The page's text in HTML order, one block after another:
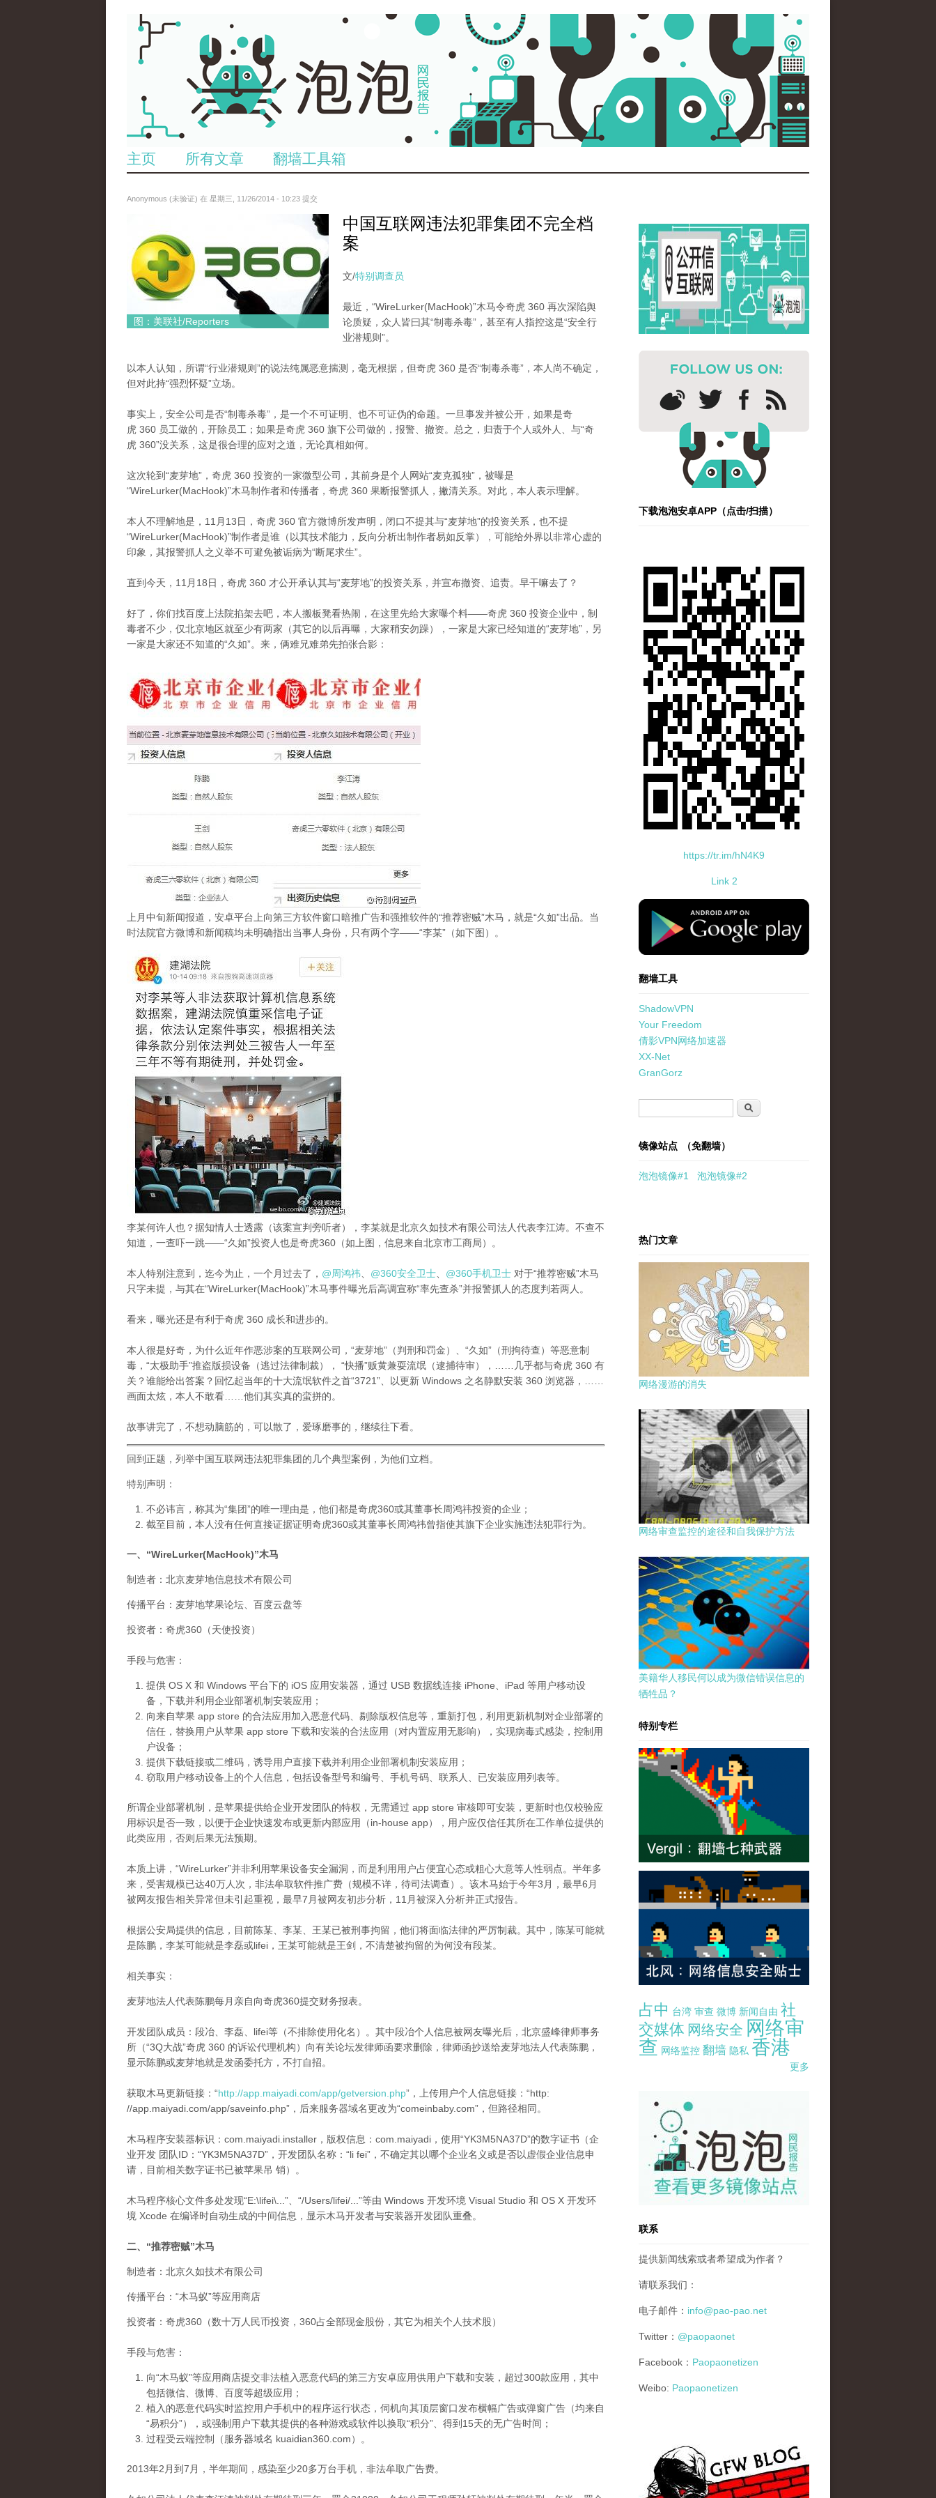
主页 所有文章 翻墙工具箱
Anonymous (未验证) 在 星期三, 11/26/2014 - 10:23 提交
图：美联社/Reporters
中国互联网违法犯罪集团不完全档
案
文/特别调查员
最近，“WireLurker(MacHook)”木马令奇虎 360 再次深陷舆
论质疑，众人皆曰其“制毒杀毒”，甚至有人指控这是“安全行
业潜规则”。
以本人认知，所谓“行业潜规则”的说法纯属恶意揣测，毫无根据，但奇虎 360 是否“制毒杀毒”，本人尚不确定，
但对此持“强烈怀疑”立场。
事实上，安全公司是否“制毒杀毒”，是一个不可证明、也不可证伪的命题。一旦事发并被公开，如果是奇
虎 360 员工做的，开除员工；如果是奇虎 360 旗下公司做的，报警、撤资。总之，归责于个人或外人、与“奇
虎 360”没关系，这是很合理的应对之道，无论真相如何。
这次轮到“麦芽地”，奇虎 360 投资的一家微型公司，其前身是个人网站“麦克孤独”，被曝是
“WireLurker(MacHook)”木马制作者和传播者，奇虎 360 果断报警抓人，撇清关系。对此，本人表示理解。
本人不理解地是，11月13日，奇虎 360 官方微博所发声明，闭口不提其与“麦芽地”的投资关系，也不提
“WireLurker(MacHook)”制作者是谁（以其技术能力，反向分析出制作者易如反掌），可能给外界以非常心虚的
印象，其报警抓人之义举不可避免被诟病为“断尾求生”。
直到今天，11月18日，奇虎 360 才公开承认其与“麦芽地”的投资关系，并宣布撤资、追责。早干嘛去了？
好了，你们找百度上法院掐架去吧，本人搬板凳看热闹，在这里先给大家曝个料——奇虎 360 投资企业中，制
毒者不少，仅北京地区就至少有两家（其它的以后再曝，大家稍安勿躁），一家是大家已经知道的“麦芽地”，另
一家是大家还不知道的“久如”。来，俩难兄难弟先拍张合影：
上月中旬新闻报道，安卓平台上向第三方软件窗口暗推广告和强推软件的“推荐密贼”木马，就是“久如”出品。当
时法院官方微博和新闻稿均未明确指出当事人身份，只有两个字——“李某”（如下图）。
e11902d2jw1emfbfm6hmxj208w0armyg.jpg
李某何许人也？据知情人士透露（该案宣判旁听者），李某就是北京久如技术有限公司法人代表李江涛。不查不
知道，一查吓一跳——“久如”投资人也是奇虎360（如上图，信息来自北京市工商局）。
本人特别注意到，迄今为止，一个月过去了， @周鸿祎 @360安全卫士 @360手机卫士 对于“推荐密贼”木马
只字未提，与其在“WireLurker(MacHook)”木马事件曝光后高调宣称“率先查杀”并报警抓人的态度判若两人。
看来，曝光还是有利于奇虎 360 成长和进步的。
本人很是好奇，为什么近年作恶涉案的互联网公司，“麦芽地”（判刑和罚金）、“久如”（刑拘待查）等恶意制
毒，“太极助手”推盗版损设备（逃过法律制裁）， “快播”贩黄兼耍流氓（逮捕待审），……几乎都与奇虎 360 有
关？谁能给出答案？回忆起当年的十大流氓软件之首“3721”、以更新 Windows 之名静默安装 360 浏览器，……
画面太炫，本人不敢看……他们其实真的蛮拼的。
故事讲完了，不想动脑筋的，可以散了，爱琢磨事的，继续往下看。
回到正题，列举中国互联网违法犯罪集团的几个典型案例，为他们立档。
特别声明：
不必讳言，称其为“集团”的唯一理由是，他们都是奇虎360或其董事长周鸿祎投资的企业；
截至目前，本人没有任何直接证据证明奇虎360或其董事长周鸿祎曾指使其旗下企业实施违法犯罪行为。
一、“WireLurker(MacHook)”木马
制造者：北京麦芽地信息技术有限公司
传播平台：麦芽地苹果论坛、百度云盘等
投资者：奇虎360（天使投资）
手段与危害：
提供 OS X 和 Windows 平台下的 iOS 应用安装器，通过 USB 数据线连接 iPhone、iPad 等用户移动设
备，下载并利用企业部署机制安装应用；
向来自苹果 app store 的合法应用加入恶意代码、剔除版权信息等，重新打包，利用更新机制对企业部署的
信任，替换用户从苹果 app store 下载和安装的合法应用（对内置应用无影响），实现病毒式感染，控制用
户设备；
提供下载链接或二维码，诱导用户直接下载并利用企业部署机制安装应用；
窃取用户移动设备上的个人信息，包括设备型号和编号、手机号码、联系人、已安装应用列表等。
所谓企业部署机制，是苹果提供给企业开发团队的特权，无需通过 app store 审核即可安装，更新时也仅校验应
用标识是否一致，以便于企业快速发布或更新内部应用（in-house app），用户应仅信任其所在工作单位提供的
此类应用，否则后果无法预期。
本质上讲，“WireLurker”并非利用苹果设备安全漏洞，而是利用用户占便宜心态或粗心大意等人性弱点。半年多
来，受害规模已达40万人次，非法牟取软件推广费（规模不详，待司法调查）。该木马始于今年3月，最早6月
被网友报告相关异常但未引起重视，最早7月被网友初步分析，11月被深入分析并正式报告。
根据公安局提供的信息，目前陈某、李某、王某已被刑事拘留，他们将面临法律的严厉制裁。其中，陈某可能就
是陈鹏，李某可能就是李磊或lifei，王某可能就是王剑，不清楚被拘留的为何没有段某。
相关事实：
麦芽地法人代表陈鹏每月亲自向奇虎360提交财务报表。
开发团队成员：段冶、李磊、lifei等（不排除使用化名）。其中段冶个人信息被网友曝光后，北京盛峰律师事务
所（“3Q大战”奇虎 360 的诉讼代理机构）向有关论坛发律师函要求删除，律师函抄送给麦芽地法人代表陈鹏，
显示陈鹏或麦芽地就是发函委托方，不打自招。
获取木马更新链接：“http://app.maiyadi.com/app/getversion.php”，上传用户个人信息链接：“http:
//app.maiyadi.com/app/saveinfo.php”，后来服务器域名更改为“comeinbaby.com”，但路径相同。
木马程序安装器标识：com.maiyadi.installer，版权信息：com.maiyadi，使用“YK3M5NA37D”的数字证书（企
业开发 团队ID：“YK3M5NA37D”，开发团队名称：“li fei”，不确定其以哪个企业名义或是否以虚假企业信息申
请，目前相关数字证书已被苹果吊 销）。
木马程序核心文件多处发现“E:\lifei\...”、“/Users/lifei/...”等由 Windows 开发环境 Visual Studio 和 OS X 开发环
境 Xcode 在编译时自动生成的中间信息，显示木马开发者与安装器开发团队重叠。
二、“推荐密贼”木马
制造者：北京久如技术有限公司
传播平台：“木马蚁”等应用商店
投资者：奇虎360（数十万人民币投资，360占全部现金股份，其它为相关个人技术股）
手段与危害：
向“木马蚁”等应用商店提交非法植入恶意代码的第三方安卓应用供用户下载和安装，超过300款应用，其中
包括微信、微博、百度等超级应用；
植入的恶意代码实时监控用户手机中的程序运行状态，伺机向其顶层窗口发布横幅广告或弹窗广告（均来自
“易积分”），或强制用户下载其提供的各种游戏或软件以换取“积分”、得到15天的无广告时间；
过程受云端控制（服务器域名 kuaidian360.com）。
2013年2月到7月，半年期间，感染至少20多万台手机，非法牟取广告费。
下载泡泡安卓APP（点击/扫描）
https://tr.im/hN4K9
Link 2
standard-icon-googleplay-app-store.png
翻墙工具
ShadowVPN
Your Freedom
倩影VPN网络加速器
XX-Net
GranGorz
搜索
镜像站点 （免翻墙）
泡泡镜像#1 泡泡镜像#2
热门文章
网络漫游的消失
网络审查监控的途径和自我保护方法
美籍华人移民何以成为微信错误信息的
牺牲品？
特别专栏
占中 台湾 审查 微博 新闻自由 社
交媒体 网络安全 网络审
查 网络监控 翻墙 隐私 香港
更多
pao-pao-banner-mirror-site-120814.jpg
联系
提供新闻线索或者希望成为作者？
请联系我们：
电子邮件： info@pao-pao.net
Twitter： @paopaonet
Facebook： Paopaonetizen
Weibo: Paopaonetizen
gfw_blog_small.jpg